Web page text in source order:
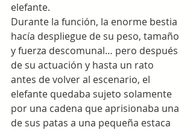
elefante.
Durante la función, la enorme bestia
hacía despliegue de su peso, tamaño
y fuerza descomunal… pero después
de su actuación y hasta un rato
antes de volver al escenario, el
elefante quedaba sujeto solamente
por una cadena que aprisionaba una
de sus patas a una pequeña estaca